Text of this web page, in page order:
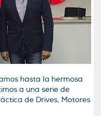
hasta la hermosa
a una serie de
de Drives, Motores